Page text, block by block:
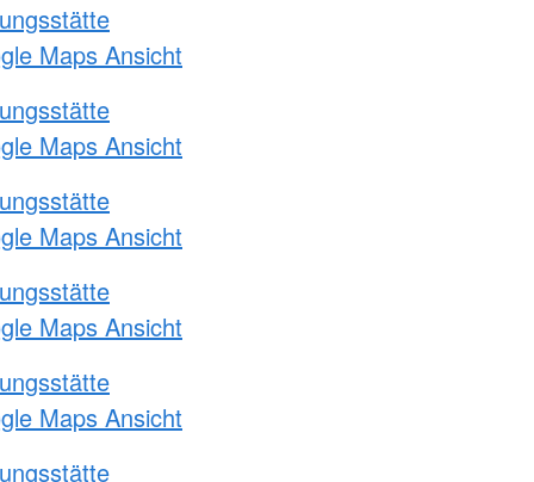
Maps Ansicht
Maps Ansicht
Maps Ansicht
Maps Ansicht
Maps Ansicht